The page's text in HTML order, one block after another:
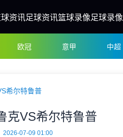
资讯足球资讯篮球录像足球录像
欧冠 意甲 中超
希尔特鲁普
克VS希尔特鲁普
2026-07-09 01:00